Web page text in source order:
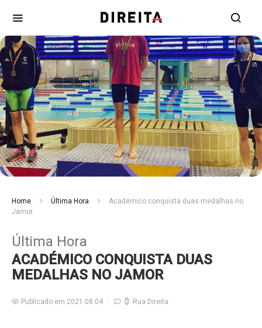
Home Última Hora
Académico conquista duas medalhas no
Jamor
Última Hora
ACADÉMICO CONQUISTA DUAS
MEDALHAS NO JAMOR
Publicado em 2021.08.04 Rua Direita